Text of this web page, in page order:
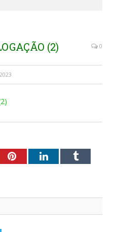
(2) 0
PinterestLinkedInTumblr